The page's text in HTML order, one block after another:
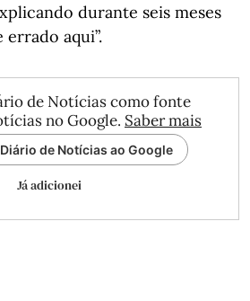
durante seis meses
errado aqui”.
de Notícias como fonte
no Google. Saber mais
de Notícias ao Google
Já adicionei